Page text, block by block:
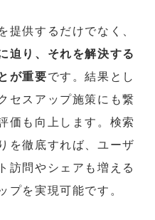
提供するだけでなく、
迫り、それを解決する
が重要です。結果とし
セスアップ施策にも繋
価も向上します。検索
を徹底すれば、ユーザ
訪問やシェアも増える
プを実現可能です。